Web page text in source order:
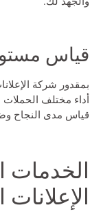
قياس
بمقدور شركة
أداء مختلف
قياس مدى النجاح
الخدمات